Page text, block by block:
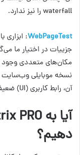
waterfall را نیز ندارد.
WebPageTest: ابزاری
جزییات در اختیار ما
مکان‌های متعددی وجود
نسخه موبایلی وب‌سایت
آن، رابط کاربری (UI) ضعیف و قدیمی است.
آیا به PRO
دهیم؟